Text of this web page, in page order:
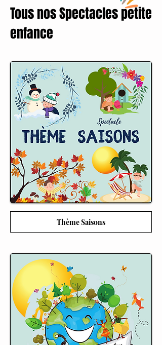
Tous nos Spectacles petite
enfance
Thème Saisons